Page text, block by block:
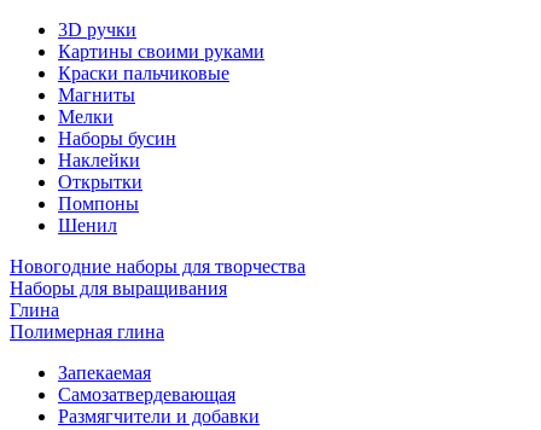
3D ручки
Картины своими руками
Краски пальчиковые
Магниты
Мелки
Наборы бусин
Наклейки
Открытки
Помпоны
Шенил
Новогодние наборы для творчества
Наборы для выращивания
Глина
Полимерная глина
Запекаемая
Самозатвердевающая
Размягчители и добавки